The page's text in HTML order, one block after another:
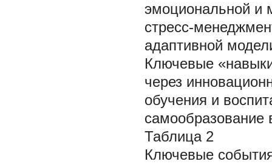
эмоциональной и
стресс-
адаптивной
Ключевые
через
обучения и
самообразование
Таблица 2
Ключевые